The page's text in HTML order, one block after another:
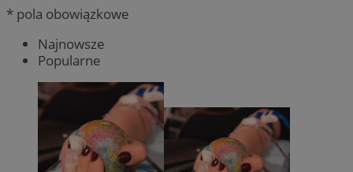
* pola obowiązkowe
Najnowsze
Popularne